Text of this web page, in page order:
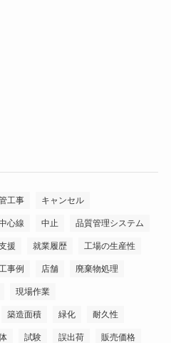
工事 キャンセル
心線 中止 品質管理システム
援 就業履歴 工場の生産性
事例 店舗 廃棄物処理
現場作業
築造面積 緑化 耐久性
試験 誤出荷 販売価格